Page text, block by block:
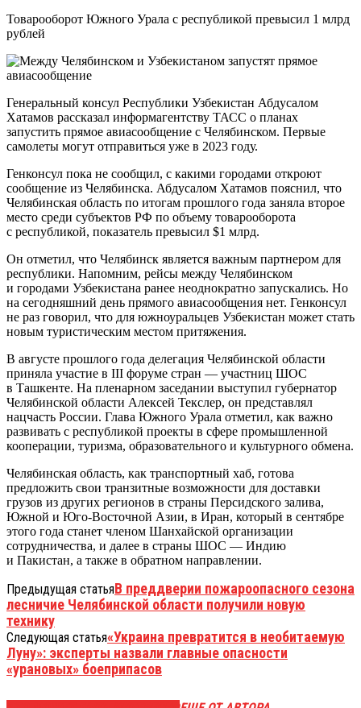
Товарооборот Южного Урала с республикой превысил 1 млрд
рублей
Генеральный консул Республики Узбекистан Абдусалом
Хатамов рассказал информагентству ТАСС о планах
запустить прямое авиасообщение с Челябинском. Первые
самолеты могут отправиться уже в 2023 году.
Генконсул пока не сообщил, с какими городами откроют
сообщение из Челябинска. Абдусалом Хатамов пояснил, что
Челябинская область по итогам прошлого года заняла второе
место среди субъектов РФ по объему товарооборота
с республикой, показатель превысил $1 млрд.
Он отметил, что Челябинск является важным партнером для
республики. Напомним, рейсы между Челябинском
и городами Узбекистана ранее неоднократно запускались. Но
на сегодняшний день прямого авиасообщения нет. Генконсул
не раз говорил, что для южноуральцев Узбекистан может стать
новым туристическим местом притяжения.
В августе прошлого года делегация Челябинской области
приняла участие в III форуме стран — участниц ШОС
в Ташкенте. На пленарном заседании выступил губернатор
Челябинской области Алексей Текслер, он представлял
нацчасть России. Глава Южного Урала отметил, как важно
развивать с республикой проекты в сфере промышленной
кооперации, туризма, образовательного и культурного обмена.
Челябинская область, как транспортный хаб, готова
предложить свои транзитные возможности для доставки
грузов из других регионов в страны Персидского залива,
Южной и Юго-Восточной Азии, в Иран, который в сентябре
этого года станет членом Шанхайской организации
сотрудничества, и далее в страны ШОС — Индию
и Пакистан, а также в обратном направлении.
Предыдущая статьяВ преддверии пожароопасного сезона
лесничие Челябинской области получили новую
технику
Следующая статья«Украина превратится в необитаемую
Луну»: эксперты назвали главные опасности
«урановых» боеприпасов